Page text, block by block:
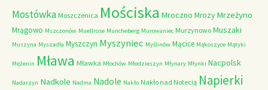
Mostówka Moszczenica Mościska Mroczno Mrozy Mrzeżyno
Mrągowo Mszczonów Muellrose Muncheberg Murowaniec Murzynowo Muszaki
Muszyna Myszadła Myszczyn Myszyniec Myślinów Mącice Mąkoszyce Mątyki
Mężenin Mława Mławka Młochów Młodzieszyn Młynary Młynki Nacpolsk
Nadarzyn Nadkole Nadma Nadole Nakło Nakło nad Notecią Napierki